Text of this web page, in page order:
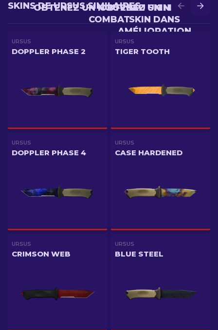
OBTENEZ UN MEILLEUR
SKIN DANS
AMÉLIORATION
OBTENEZ UN NOUVEAU SKIN EN
COMBAT
SKINS DE URSUS SIMILAIRES
URSUS
DOPPLER PHASE 2
URSUS
TIGER TOOTH
URSUS
DOPPLER PHASE 4
URSUS
CASE HARDENED
URSUS
CRIMSON WEB
URSUS
BLUE STEEL